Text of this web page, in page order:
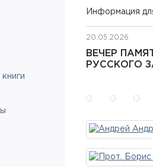
Информация
20.05.2026
ВЕЧЕР
РУССКОГО